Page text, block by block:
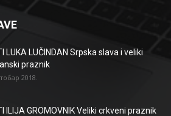
LUKA LUČINDAN Srpska slava i veliki
praznik
2018.
ILIJA GROMOVNIK Veliki crkveni praznik